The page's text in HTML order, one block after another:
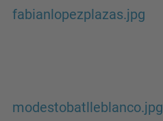
fabianlopezplazas.jpg
modestobatlleblanco.jpg